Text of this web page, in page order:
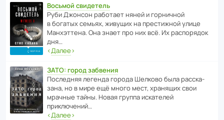
Восьмой свидетель
Руби Джонсон рабо­тает няней и горни­чной
в богатых семьях, живущих на прес­ти­жной улице
Манх­эт­тена. Она знает про них всё. Их распо­рядок
дня…
‹Далее›
ЗАТО: город забвения
После­дняя легенда города Шелково была расска­
зана, но в мире ещё много мест, хранящих свои
мрачные тайны. Новая группа иска­телей
приключений…
‹Далее›